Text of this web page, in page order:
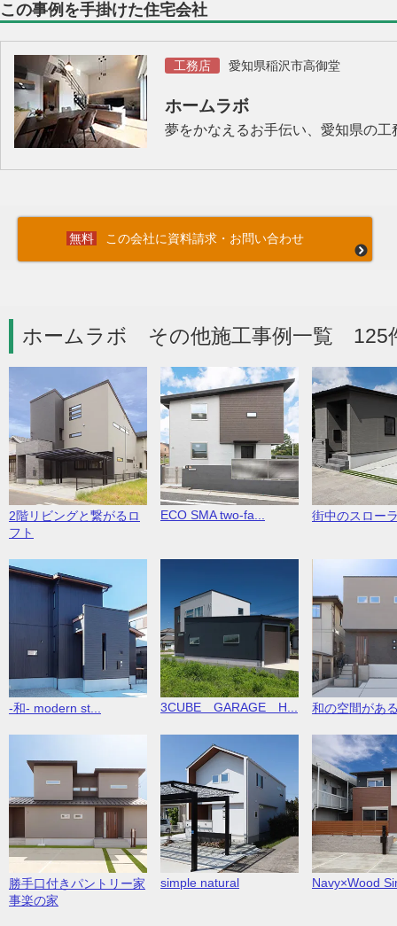
この事例を手掛けた住宅会社
工務店 愛知県稲沢市高御堂
ホームラボ
夢をかなえるお手伝い、愛知県の工
この会社に資料請求・お問い合わせ
ホームラボ その他施工事例一覧 125
2階リビングと繋がるロ
フト
ECO SMA two-fa... 街中のスロー
-和- modern st... 3CUBE GARAGE H... 和の空間があ
勝手口付きパントリー家
事楽の家
simple natural Navy×Wood